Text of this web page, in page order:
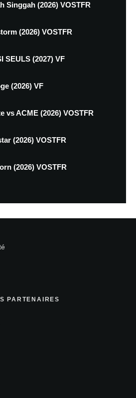
Singgah (2026) VOSTFR
(2026) VOSTFR
SEULS (2027) VF
(2026) VF
vs ACME (2026) VOSTFR
(2026) VOSTFR
(2026) VOSTFR
PARTENAIRES